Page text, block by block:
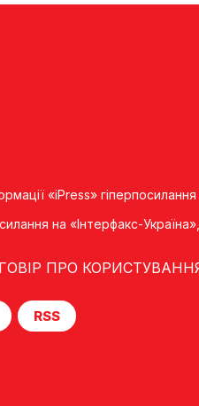
«iPress»
на «Iнтерфакс-
ПРО
RSS